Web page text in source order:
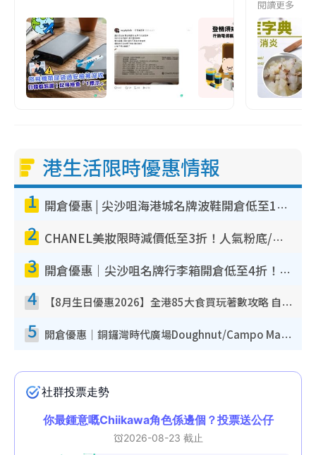
閱讀更多
港生活限時優惠情報
1 開倉優惠 | 尖沙咀海港城名牌波鞋開倉低至1折！On鞋$899起／Joy&Peace鞋履$98起
2 CHANEL美妝限時減價低至3折！人氣粉底/唇膏/精華液低至$275！COCO香水都有平
3 開倉優惠｜尖沙咀名牌行李箱開倉低至4折！一連5日 American Tourister/ace./Hallmark $200起！
4 【8月生日優惠2026】全港85大食買玩著數攻略 自助餐/火鍋放題同行免費＋誠品/DONKI送現金券
5 開倉優惠｜銅鑼灣時代廣場Doughnut/Campo Marzio開倉低至1折！背囊、書包、手袋劈價$200起